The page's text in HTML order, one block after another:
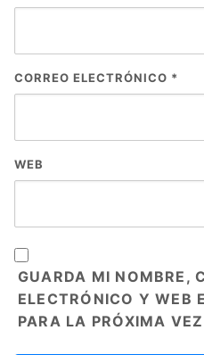
CORREO ELECTRÓNICO *
WEB
GUARDA MI NOMBRE,
ELECTRÓNICO Y WEB
PARA LA PRÓXIMA